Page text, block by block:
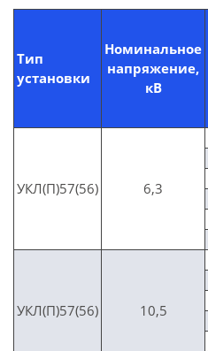
Тип
установки
Номинальное
напряжение,
кВ
УКЛ(П)57(56) 6,3
УКЛ(П)57(56) 10,5